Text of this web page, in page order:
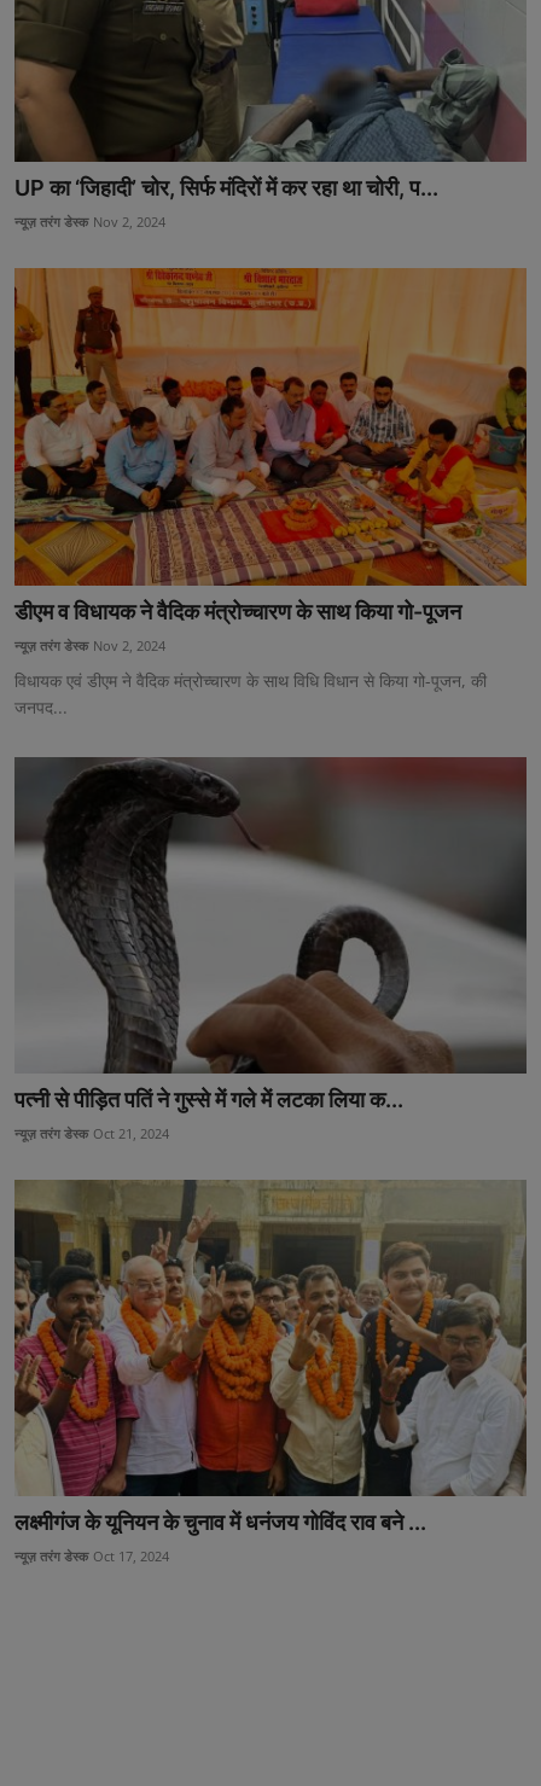
UP का ‘जिहादी’ चोर, सिर्फ मंदिरों में कर रहा था चोरी, प...
न्यूज़ तरंग डेस्क Nov 2, 2024
डीएम व विधायक ने वैदिक मंत्रोच्चारण के साथ किया गो-पूजन
न्यूज़ तरंग डेस्क Nov 2, 2024
विधायक एवं डीएम ने वैदिक मंत्रोच्चारण के साथ विधि विधान से किया गो-पूजन, की
जनपद...
पत्नी से पीड़ित पतिं ने गुस्से में गले में लटका लिया क...
न्यूज़ तरंग डेस्क Oct 21, 2024
लक्ष्मीगंज के यूनियन के चुनाव में धनंजय गोविंद राव बने ...
न्यूज़ तरंग डेस्क Oct 17, 2024